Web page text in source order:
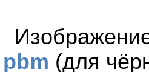
pbm (для